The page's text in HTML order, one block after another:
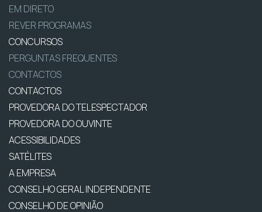
EM DIRETO
REVER PROGRAMAS
CONCURSOS
PERGUNTAS FREQUENTES
CONTACTOS
CONTACTOS
PROVEDORA DO TELESPECTADOR
PROVEDORA DO OUVINTE
ACESSIBILIDADES
SATÉLITES
A EMPRESA
CONSELHO GERAL INDEPENDENTE
CONSELHO DE OPINIÃO